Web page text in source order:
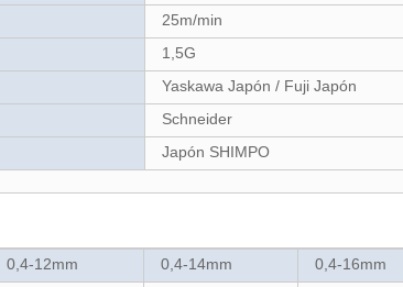
25m/min
1,5G
Yaskawa Japón / Fuji Japón
Schneider
Japón SHIMPO
0,4-12mm 0,4-14mm 0,4-16mm